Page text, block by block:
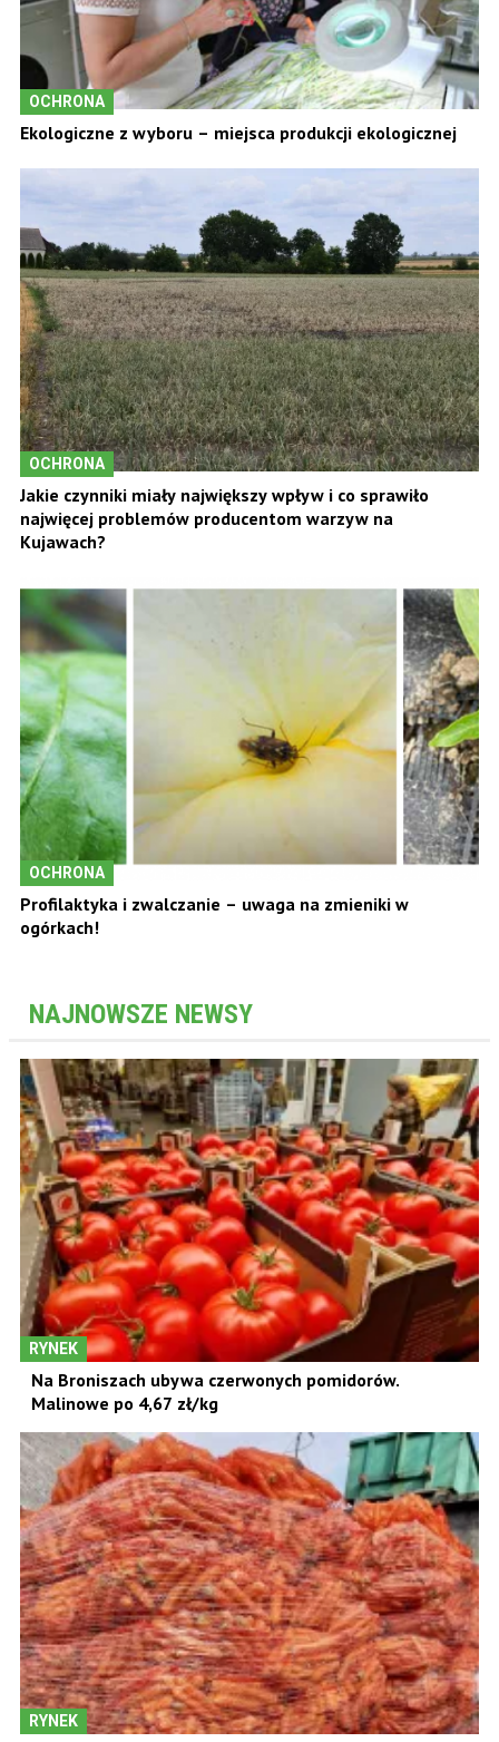
OCHRONA
Ekologiczne z wyboru – miejsca produkcji ekologicznej
OCHRONA
Jakie czynniki miały największy wpływ i co sprawiło
najwięcej problemów producentom warzyw na
Kujawach?
OCHRONA
Profilaktyka i zwalczanie – uwaga na zmieniki w
ogórkach!
NAJNOWSZE NEWSY
RYNEK
Na Broniszach ubywa czerwonych pomidorów.
Malinowe po 4,67 zł/kg
RYNEK